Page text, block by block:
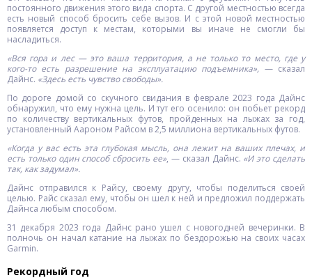
постоянного движения этого вида спорта. С другой местностью всегда
есть новый способ бросить себе вызов. И с этой новой местностью
появляется доступ к местам, которыми вы иначе не смогли бы
насладиться.
«Вся гора и лес — это ваша территория, а не только то место, где у
кого-то есть разрешение на эксплуатацию подъемника», — сказал
Дайнс. «Здесь есть чувство свободы».
По дороге домой со скучного свидания в феврале 2023 года Дайнс
обнаружил, что ему нужна цель. И тут его осенило: он побьет рекорд
по количеству вертикальных футов, пройденных на лыжах за год,
установленный Аароном Райсом в 2,5 миллиона вертикальных футов.
«Когда у вас есть эта глубокая мысль, она лежит на ваших плечах, и
есть только один способ сбросить ее», — сказал Дайнс. «И это сделать
так, как задумал».
Дайнс отправился к Райсу, своему другу, чтобы поделиться своей
целью. Райс сказал ему, чтобы он шел к ней и предложил поддержать
Дайнса любым способом.
31 декабря 2023 года Дайнс рано ушел с новогодней вечеринки. В
полночь он начал катание на лыжах по бездорожью на своих часах
Garmin.
Рекордный год